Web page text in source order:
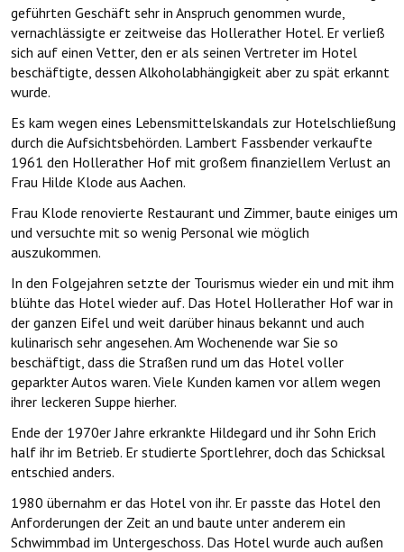
geführten Geschäft sehr in Anspruch genommen wurde,
vernachlässigte er zeitweise das Hollerather Hotel. Er verließ
sich auf einen Vetter, den er als seinen Vertreter im Hotel
beschäftigte, dessen Alkoholabhängigkeit aber zu spät erkannt
wurde.
Es kam wegen eines Lebensmittelskandals zur Hotelschließung
durch die Aufsichtsbehörden. Lambert Fassbender verkaufte
1961 den Hollerather Hof mit großem finanziellem Verlust an
Frau Hilde Klode aus Aachen.
Frau Klode renovierte Restaurant und Zimmer, baute einiges um
und versuchte mit so wenig Personal wie möglich
auszukommen.
In den Folgejahren setzte der Tourismus wieder ein und mit ihm
blühte das Hotel wieder auf. Das Hotel Hollerather Hof war in
der ganzen Eifel und weit darüber hinaus bekannt und auch
kulinarisch sehr angesehen.Am Wochenende war Sie so
beschäftigt, dass die Straßen rund um das Hotel voller
geparkter Autos waren. Viele Kunden kamen vor allem wegen
ihrer leckeren Suppe hierher.
Ende der 1970er Jahre erkrankte Hildegard und ihr Sohn Erich
half ihr im Betrieb. Er studierte Sportlehrer, doch das Schicksal
entschied anders.
1980 übernahm er das Hotel von ihr. Er passte das Hotel den
Anforderungen der Zeit an und baute unter anderem ein
Schwimmbad im Untergeschoss. Das Hotel wurde auch außen